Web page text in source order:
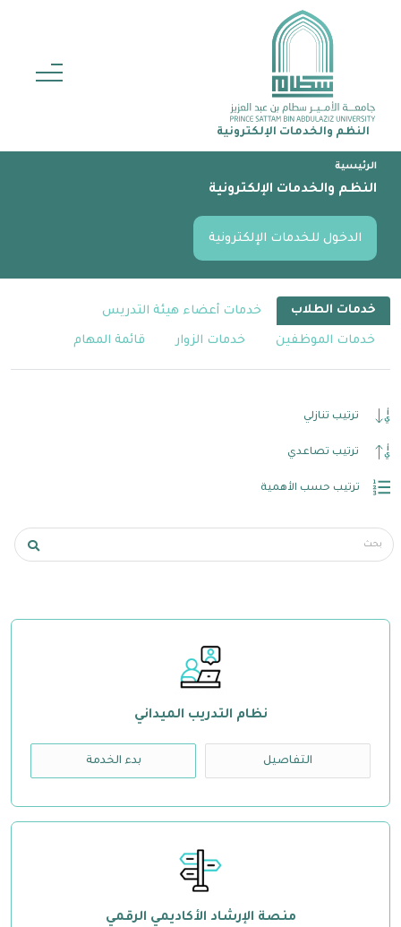
‏ النظم والخدمات الإلكترونية
الرئيسية
النظم والخدمات الإلكترونية
الدخول للخدمات الإلكترونية
خدمات الطلاب خدمات أعضاء هيئة التدريس
خدمات الموظفين خدمات الزوار قائمة المهام
ترتيب تنازلي
ترتيب تصاعدي
ترتيب حسب الأهمية
نظام التدريب الميداني
التفاصيل بدء الخدمة
منصة الإرشاد الأكاديمي الرقمي